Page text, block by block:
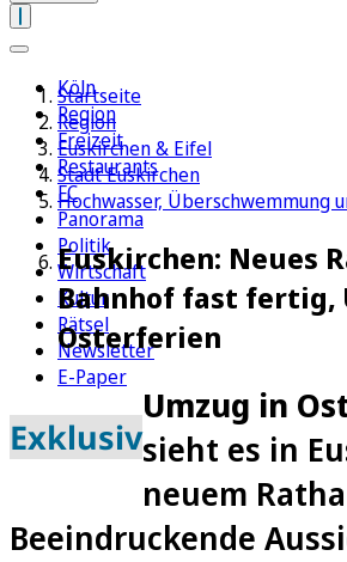
Köln
Region
Freizeit
Restaurants
FC
Panorama
Politik
Wirtschaft
Kultur
Rätsel
Newsletter
E-Paper
Startseite
Region
Euskirchen & Eifel
Stadt Euskirchen
Hochwasser, Überschwemmung
Euskirchen: Neues
Bahnhof fast fertig,
Osterferien
Exklusiv
Umzug in
sieht es in
neuem
Beeindruckende